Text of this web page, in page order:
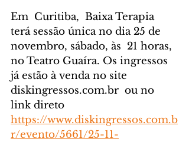
Em  Curitiba,  Baixa Terapia
terá sessão única no dia 25 de
novembro, sábado, às  21 horas,
no Teatro Guaíra. Os ingressos
já estão à venda no site
diskingressos.com.br  ou no
link direto
https://www.diskingressos.com.b
r/evento/5661/25-11-